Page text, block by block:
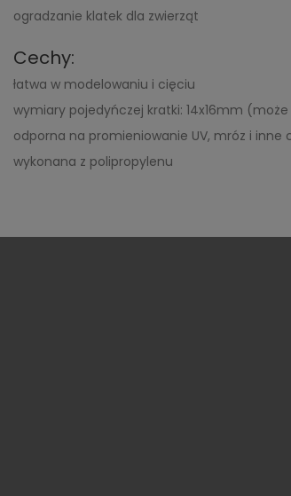
ogradzanie klatek dla zwierząt
Cechy:
łatwa w modelowaniu i cięciu
wymiary pojedyńczej kratki: 14x16mm
odporna na promieniowanie UV, mróz i
wykonana z polipropylenu